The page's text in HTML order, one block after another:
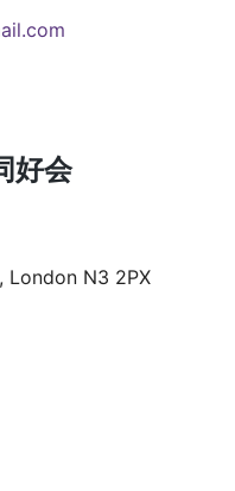
好会
London N3 2PX